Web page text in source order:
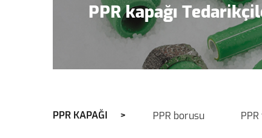
PPR kapağı
PPR KAPAĞI PPR borusu